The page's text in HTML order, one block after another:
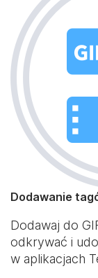
Dodawanie
Dodawaj do
odkrywać i
w aplikacjach